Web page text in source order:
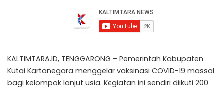
KALTIMTARA.ID, TENGGARONG – Pemerintah Kabupaten
Kutai Kartanegara menggelar vaksinasi COVID-19 massal
bagi kelompok lanjut usia. Kegiatan ini sendiri diikuti 200